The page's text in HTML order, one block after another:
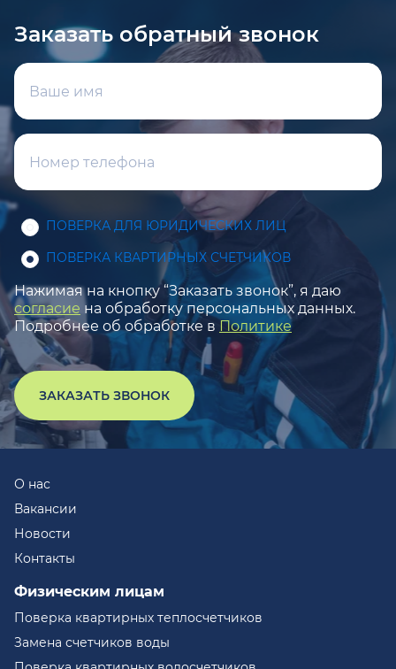
Заказать обратный звонок
ПОВЕРКА ДЛЯ ЮРИДИЧЕСКИХ ЛИЦ
ПОВЕРКА КВАРТИРНЫХ СЧЕТЧИКОВ
Нажимая на кнопку “Заказать звонок”, я даю
согласие на обработку персональных данных.
Подробнее об обработке в Политике
ЗАКАЗАТЬ ЗВОНОК
О нас
Вакансии
Новости
Контакты
Физическим лицам
Поверка квартирных теплосчетчиков
Замена счетчиков воды